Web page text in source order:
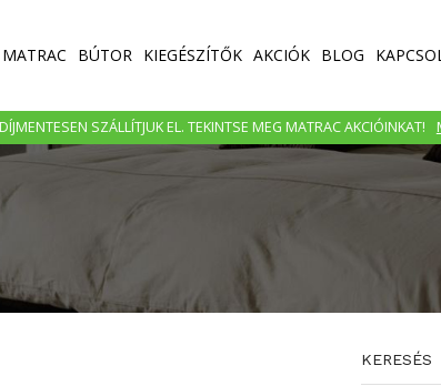
MATRAC BÚTOR KIEGÉSZÍTŐK AKCIÓK BLOG
SZÁLLÍTJUK EL. TEKINTSE MEG MATRAC AKCIÓINKAT!
KERESÉS